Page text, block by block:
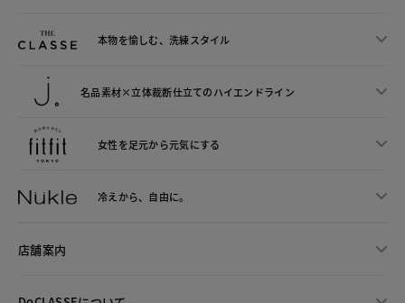
本物を愉しむ、洗練スタイル
名品素材×立体裁断仕立てのハイエンドライン
女性を足元から元気にする
冷えから、 自由に。
店舗案内